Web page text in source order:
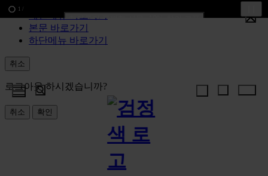
메인메뉴 바로가기
본문 바로가기
하단메뉴 바로가기
한여름의 특별한 선물, 10% 할인 쿠폰
신규가입 1만원 쿠폰 + 1만원 마일리지
1 /
취소
로그아웃 하시겠습니까?
취소 확인